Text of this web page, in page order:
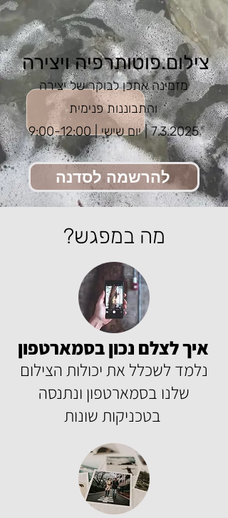
צילום.פוטותרפיה ויצירה
מזמינה אתכן לבוקר של יצירה
והתבוננות פנימית
7.3.2025 | יום שישי | 9:00-12:00
להרשמה לסדנה
מה במפגש?
איך לצלם נכון בסמארטפון
נלמד לשכלל את יכולות הצילום
שלנו בסמארטפון ונתנסה
בטכניקות שונות